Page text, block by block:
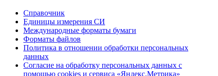
Справочник
Единицы измерения СИ
Международные форматы бумаги
Форматы файлов
Политика в отношении обработки персональных
данных
Согласие на обработку персональных данных с
помощью cookies и сервиса «Яндекс.Метрика»